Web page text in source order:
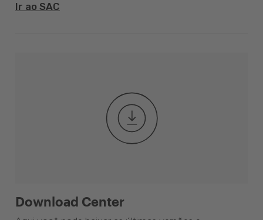
Ir ao SAC
Download Center